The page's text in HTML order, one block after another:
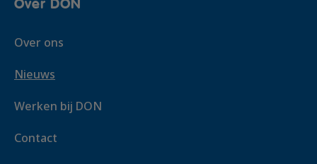
Over DON
Over ons
Nieuws
Werken bij DON
Contact